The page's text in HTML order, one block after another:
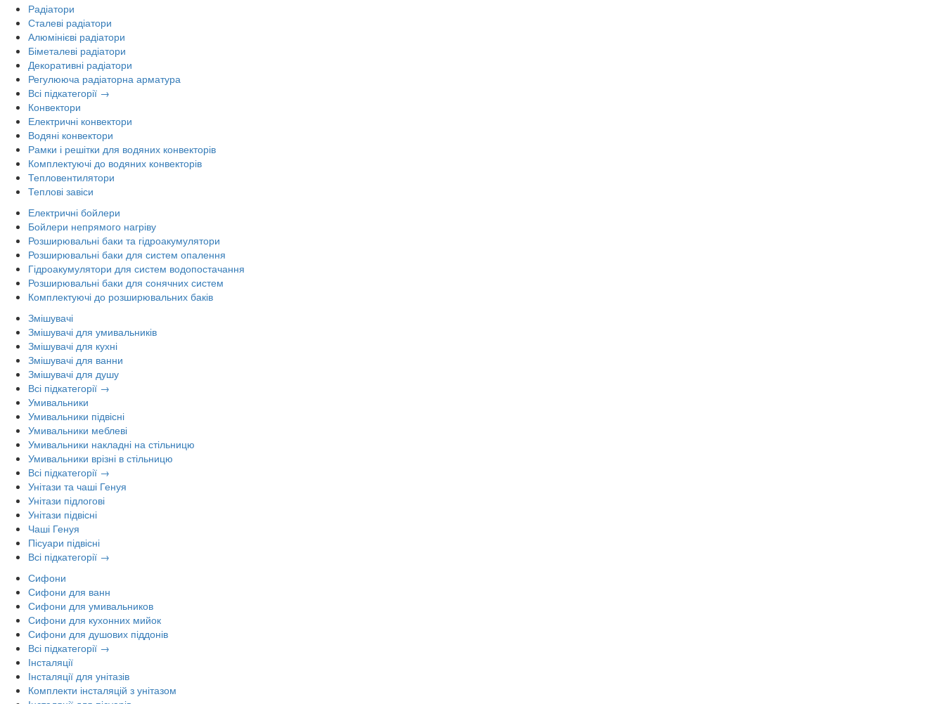
Радіатори
Сталеві радіатори
Алюмінієві радіатори
Біметалеві радіатори
Декоративні радіатори
Регулююча радіаторна арматура
Всі підкатегорії →
Конвектори
Електричні конвектори
Водяні конвектори
Рамки і решітки для водяних конвекторів
Комплектуючі до водяних конвекторів
Тепловентилятори
Теплові завіси
Електричні бойлери
Бойлери непрямого нагріву
Розширювальні баки та гідроакумулятори
Розширювальні баки для систем опалення
Гідроакумулятори для систем водопостачання
Розширювальні баки для сонячних систем
Комплектуючі до розширювальних баків
Змішувачі
Змішувачі для умивальників
Змішувачі для кухні
Змішувачі для ванни
Змішувачі для душу
Всі підкатегорії →
Умивальники
Умивальники підвісні
Умивальники меблеві
Умивальники накладні на стільницю
Умивальники врізні в стільницю
Всі підкатегорії →
Унітази та чаші Генуя
Унітази підлогові
Унітази підвісні
Чаші Генуя
Пісуари підвісні
Всі підкатегорії →
Сифони
Сифони для ванн
Сифони для умивальников
Сифони для кухонних мийок
Сифони для душових піддонів
Всі підкатегорії →
Інсталяції
Інсталяції для унітазів
Комплекти інсталяцій з унітазом